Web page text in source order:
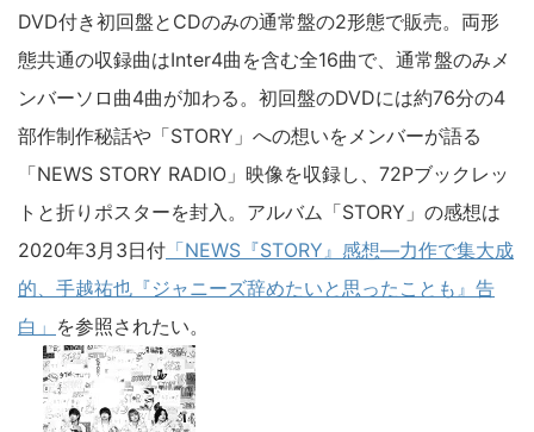
DVD付き初回盤とCDのみの通常盤の2形態で販売。両形
態共通の収録曲はInter4曲を含む全16曲で、通常盤のみメ
ンバーソロ曲4曲が加わる。初回盤のDVDには約76分の4
部作制作秘話や「STORY」への想いをメンバーが語る
「NEWS STORY RADIO」映像を収録し、72Pブックレッ
トと折りポスターを封入。アルバム「STORY」の感想は
2020年3月3日付 「NEWS『STORY』感想―力作で集大成
的、手越祐也『ジャニーズ辞めたいと思ったことも』告
白」 を参照されたい。